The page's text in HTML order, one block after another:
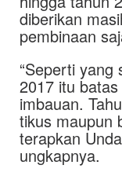
diberikan
pembinaan
“Seperti yang
2017 itu
imbauan.
tikus maupun
terapkan
ungkapnya.